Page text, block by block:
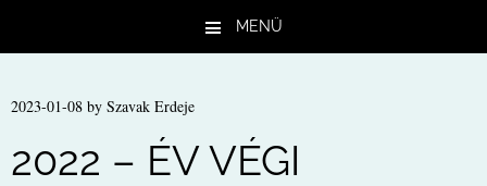
MENÜ
2023-01-08 by Szavak Erdeje
2022 – ÉV VÉGI